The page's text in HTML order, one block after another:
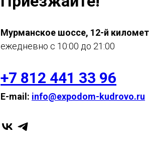
Мурманское шоссе, 12-й
ежедневно с 10:00 до 21:00
+7 812 441 33 96
E-mail: info@expodom-kudrovo.ru